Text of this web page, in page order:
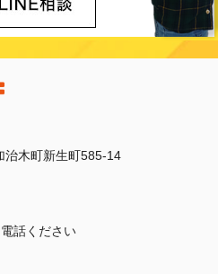
木町新生町585-14
話ください